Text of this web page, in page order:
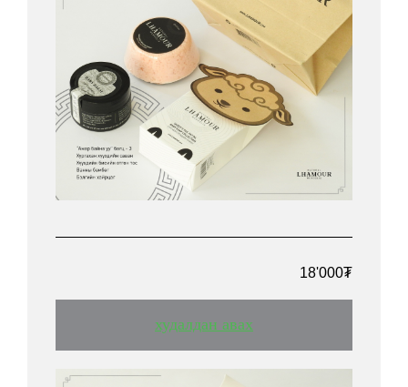
18'000₮
худалдан авах